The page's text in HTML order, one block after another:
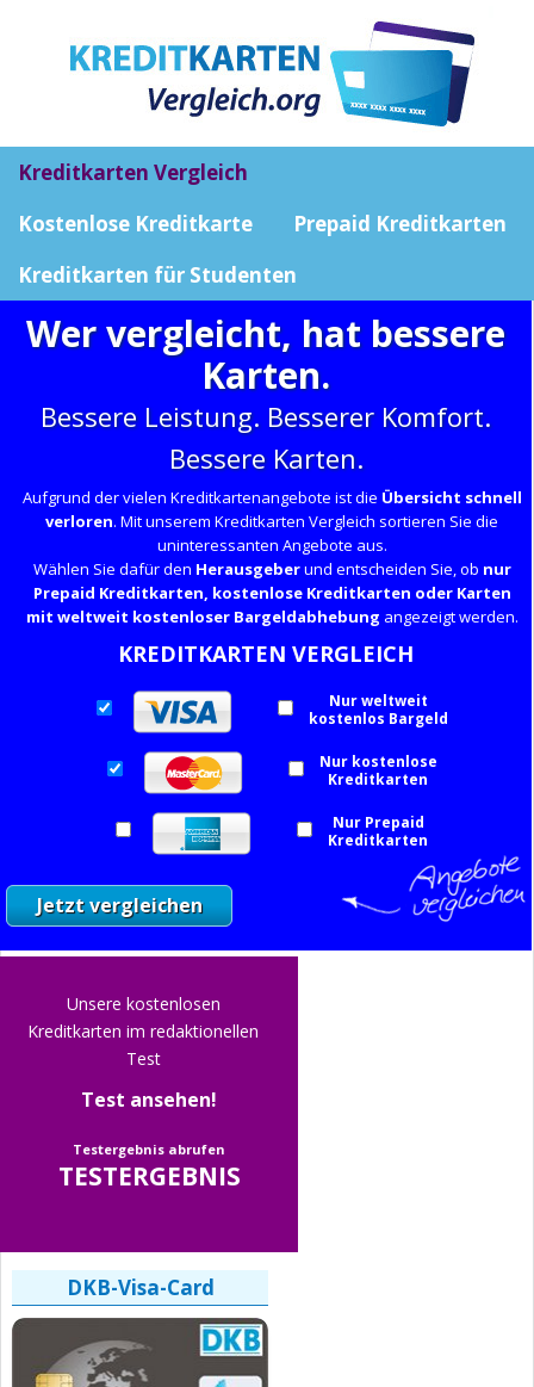
Kreditkarten Vergleich
Kostenlose Kreditkarte
Prepaid Kreditkarten
Kreditkarten für Studenten
Wer vergleicht, hat bessere
Karten.
Bessere Leistung. Besserer Komfort.
Bessere Karten.
Aufgrund der vielen Kreditkartenangebote ist die Übersicht schnell
verloren. Mit unserem Kreditkarten Vergleich sortieren Sie die
uninteressanten Angebote aus.
Wählen Sie dafür den Herausgeberund entscheiden Sie, ob nur
Prepaid Kreditkarten, kostenlose Kreditkarten oder Karten
mit weltweit kostenloser Bargeldabhebung angezeigt werden.
KREDITKARTEN VERGLEICH
Nur weltweit
kostenlos Bargeld
Nur kostenlose
Kreditkarten
Nur Prepaid
Kreditkarten
Unsere kostenlosen
Kreditkarten im redaktionellen
Test
Test ansehen!
Testergebnis abrufen
TESTERGEBNIS
DKB-Visa-Card